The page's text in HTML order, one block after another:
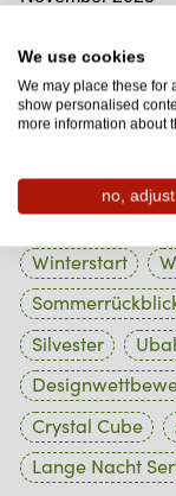
September 2023
August 2023
Tag Cloud
Winterstart
Silvester
Crystal Cube
Lange Nacht
We use cookies
We may place these for
show personalised
more information about
no, adjust